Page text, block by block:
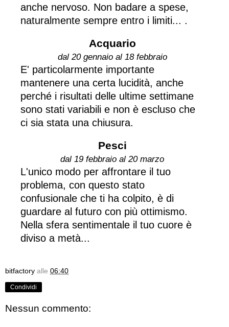
anche nervoso. Non badare a spese,
naturalmente sempre entro i limiti... .
Acquario
dal 20 gennaio al 18 febbraio
E' particolarmente importante
mantenere una certa lucidità, anche
perché i risultati delle ultime settimane
sono stati variabili e non è escluso che
ci sia stata una chiusura.
Pesci
dal 19 febbraio al 20 marzo
L'unico modo per affrontare il tuo
problema, con questo stato
confusionale che ti ha colpito, è di
guardare al futuro con più ottimismo.
Nella sfera sentimentale il tuo cuore è
diviso a metà...
bitfactory alle 06:40
Condividi
Nessun commento: